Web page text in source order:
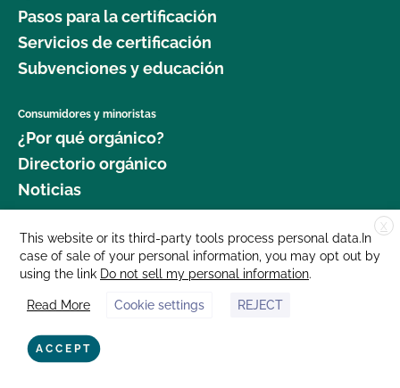
Pasos para la certificación
Servicios de certificación
Subvenciones y educación
Consumidores y minoristas
¿Por qué orgánico?
Directorio orgánico
Noticias
Donar
Carreras profesionales
Sala de prensa
Contáctenos
877 Cedar Street, Suite 248, Santa Cruz, CA 95060 © 2025 CCOF.org
X
This website or its third-party tools process personal data.In
case of sale of your personal information, you may opt out by
using the link Do not sell my personal information.
Read More Cookie settings REJECT
ACCEPT